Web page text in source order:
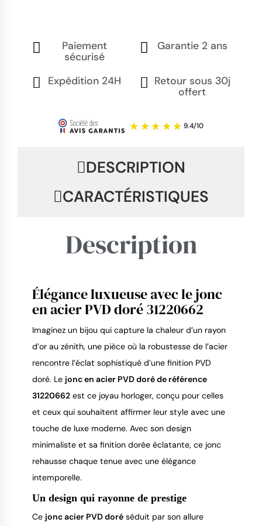
Paiement
sécurisé
Garantie 2 ans
Expédition 24H
Retour sous 30j
offert
9.4
DESCRIPTION
CARACTÉRISTIQUES
Description
Élégance luxueuse avec le jonc
en acier PVD doré 31220662
Imaginez un bijou qui capture la chaleur d’un rayon
d’or au zénith, une pièce où la robustesse de l’acier
rencontre l’éclat sophistiqué d’une finition PVD
doré. Le jonc en acier PVD doré de référence
31220662 est ce joyau horloger, conçu pour celles
et ceux qui souhaitent affirmer leur style avec une
touche de luxe moderne. Avec son design
minimaliste et sa finition dorée éclatante, ce jonc
rehausse chaque tenue avec une élégance
intemporelle.
Un design qui rayonne de prestige
Ce jonc acier PVD doré séduit par son allure